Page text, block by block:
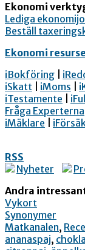
Ekonomi
Lediga
Beställ
Ekonomi
iBokföring
iSkatt
iMoms
iTestamente
Fråga Experterna
iMäklare
RSS
Nyheter
Andra
Vykort
Synonymer
Matkanalen,
ananaspaj,